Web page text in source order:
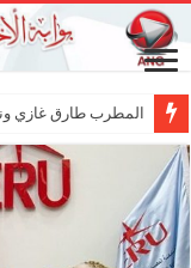
المطرب طارق غازي